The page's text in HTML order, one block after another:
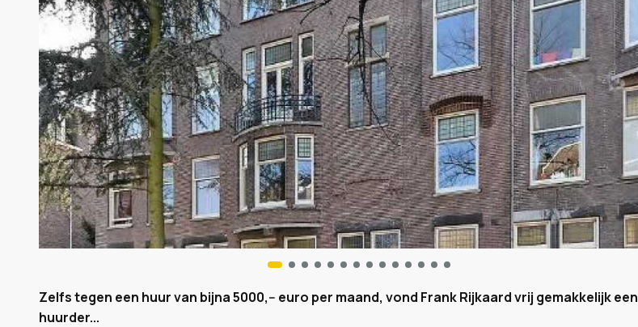
Zelfs tegen een huur van bijna 5000,-- euro per maand, vond Frank Rijkaard vrij gemakkelijk een
huurder...